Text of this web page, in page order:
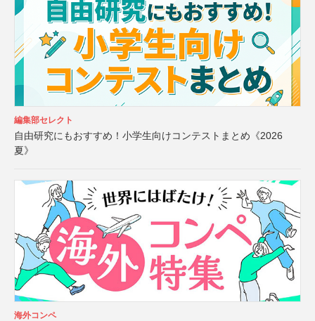
編集部セレクト
自由研究にもおすすめ！小学生向けコンテストまとめ《2026
夏》
海外コンペ